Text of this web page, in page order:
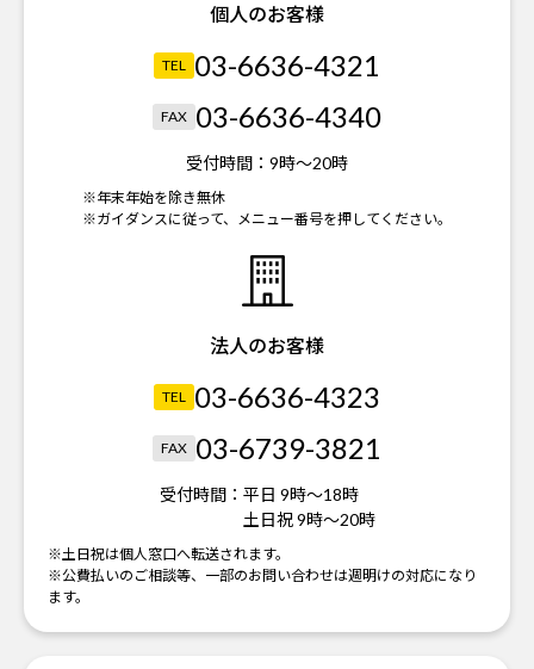
個人のお客様
TEL 03-6636-4321
FAX 03-6636-4340
受付時間： 9時～20時
※年末年始を除き無休
※ガイダンスに従って、メニュー番号を押してください。
法人のお客様
TEL 03-6636-4323
FAX 03-6739-3821
受付時間： 平日 9時～18時
土日祝 9時～20時
※土日祝は個人窓口へ転送されます。
※公費払いのご相談等、一部のお問い合わせは週明けの対応になり
ます。